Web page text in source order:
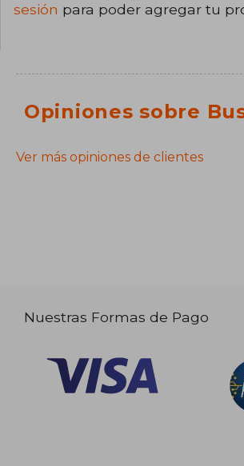
sesión para poder agregar tu
Opiniones sobre
Ver más opiniones de clientes
Nuestras Formas de Pago